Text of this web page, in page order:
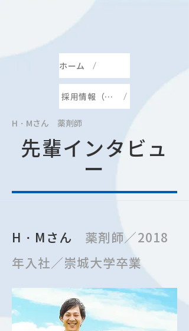
ホーム
採用情報（先輩インタビュー）
H・Mさん 薬剤師
先輩インタビュ
ー
H・Mさん 薬剤師／2018
年入社／崇城大学卒業